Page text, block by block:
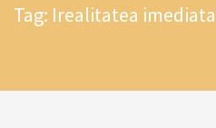
Tag: Irealitatea imediata